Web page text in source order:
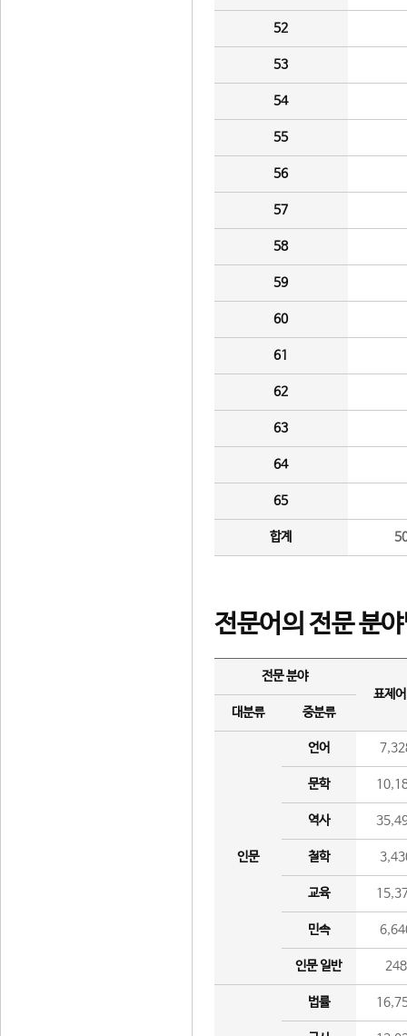
52
53
54
55
56
57
58
59
60
61
62
63
64
65
합계
전문어의 전문 분
전문 분야
표제
대분류
중분류
인문
언어
문학
역사
철학
교육
민속
인문 일반 248
법률